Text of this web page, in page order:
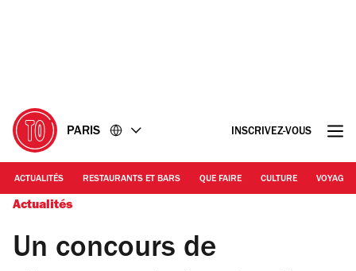
PARIS INSCRIVEZ-VOUS
ACTUALITÉS RESTAURANTS ET BARS QUE FAIRE CULTURE VOYAGE
Actualités
Un concours de